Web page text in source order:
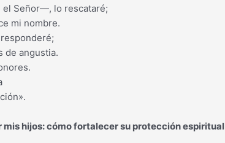
el Señor—, lo rescataré;
mi nombre.
de angustia.
mis hijos: cómo fortalecer su protección espiritual